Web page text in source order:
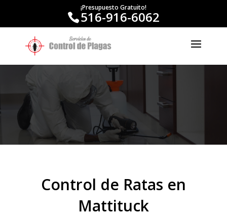
¡Presupuesto Gratuito!
516-916-6062
Control de Ratas en
Mattituck